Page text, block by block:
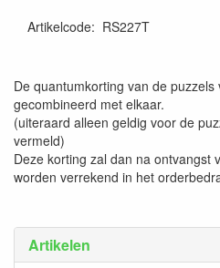
Artikelen
Artikelcode: RS227T
De quantumkorting van de
gecombineerd met elkaar.
(uiteraard alleen geldig voor de
vermeld)
Deze korting zal dan na ontvangst
worden verrekend in het